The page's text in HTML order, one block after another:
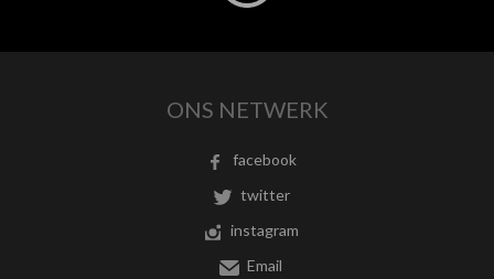
ONS NETWERK
facebook
twitter
instagram
Email